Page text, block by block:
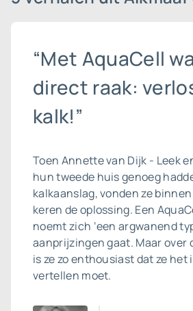
“Met AquaCell
direct raak:
kalk!”
Toen Annette van Dijk - Leek
hun tweede huis genoeg
kalkaanslag, vonden ze
keren de oplossing. Een
noemt zich ‘een argwanend
aanprijzingen gaat. Maar over
is ze zo enthousiast dat ze het
vertellen moet.